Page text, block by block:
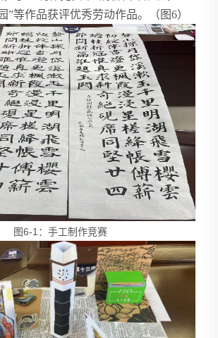
”等作品获评优秀劳动作品。（图6）
图6-1：手工制作竞赛